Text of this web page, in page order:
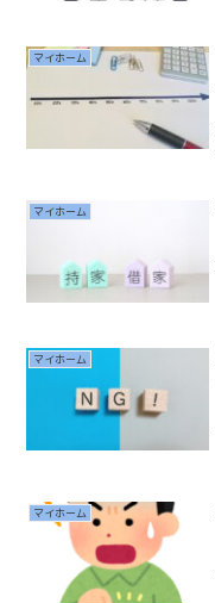
マイホーム
マイホーム
マイホーム
マイホーム